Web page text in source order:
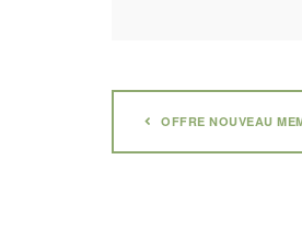
OFFRE NOUVEAU